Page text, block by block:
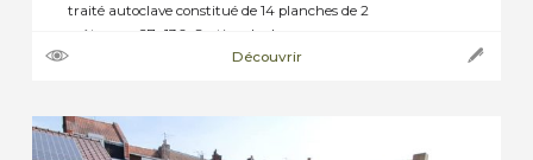
traité autoclave constitué de 14 planches de 2
mètres en 27×130. Section des lames :
27x130mm longueur des lames : 2m Traitement
Découvrir